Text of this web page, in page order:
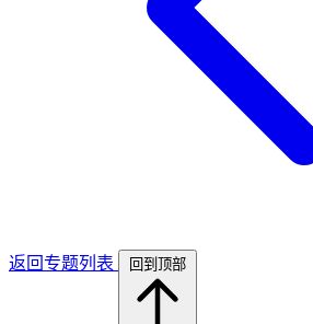
返回专题列表